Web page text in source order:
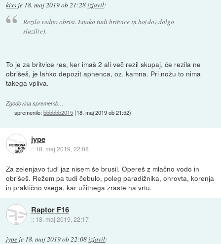
kixs je 18. maj 2019 ob 21:28izjavil:
Rezilo vedno obrisi. Enako tudi britvice in bo(do) dolgo
sluzil(e).
To je za britvice res, ker imaš 2 ali več rezil skupaj, če rezila ne
obrišeš, je lahko depozit apnenca, oz. kamna. Pri nožu to nima
takega vpliva.
Zgodovina sprememb…
spremenilo:bbbbbb2015(18. maj 2019 ob 21:52)
jype
:: 18. maj 2019, 22:08
Za zelenjavo tudi jaz nisem še brusil. Opereš z mlačno vodo in
obrišeš. Režem pa tudi čebulo, poleg paradižnika, ohrovta, korenja
in praktično vsega, kar užitnega zraste na vrtu.
Raptor F16
:: 18. maj 2019, 22:17
jype je 18. maj 2019 ob 22:08izjavil: